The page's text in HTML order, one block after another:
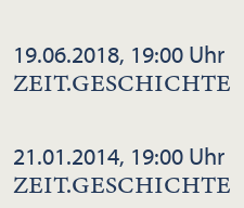
19.06.2018, 19:00 Uhr
ZEIT.GESCHICHTE
21.01.2014, 19:00 Uhr
ZEIT.GESCHICHTE